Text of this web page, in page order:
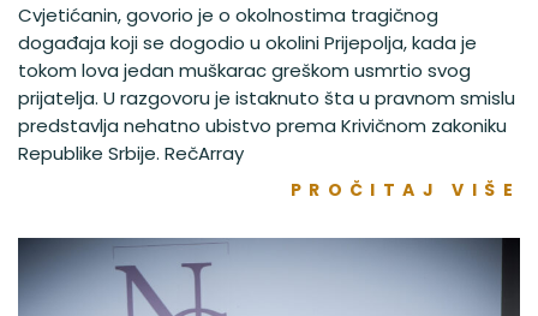
Cvjetićanin, govorio je o okolnostima tragičnog
događaja koji se dogodio u okolini Prijepolja, kada je
tokom lova jedan muškarac greškom usmrtio svog
prijatelja. U razgovoru je istaknuto šta u pravnom smislu
predstavlja nehatno ubistvo prema Krivičnom zakoniku
Republike Srbije. RečArray
PROČITAJ VIŠE